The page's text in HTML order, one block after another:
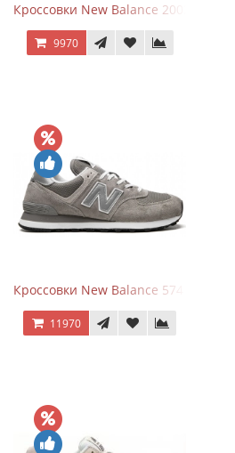
Кроссовки New Balance 2002R
9970
Кроссовки New Balance 574 Grey
11970